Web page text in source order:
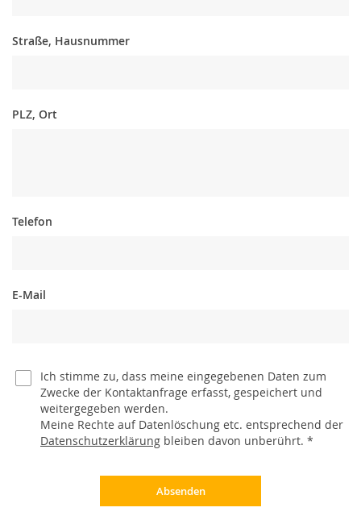
Straße, Hausnummer
PLZ, Ort
Telefon
E-Mail
Ich stimme zu, dass meine eingegebenen Daten zum
Zwecke der Kontaktanfrage erfasst, gespeichert und
weitergegeben werden.
Meine Rechte auf Datenlöschung etc. entsprechend der
Datenschutzerklärung bleiben davon unberührt. *
Absenden